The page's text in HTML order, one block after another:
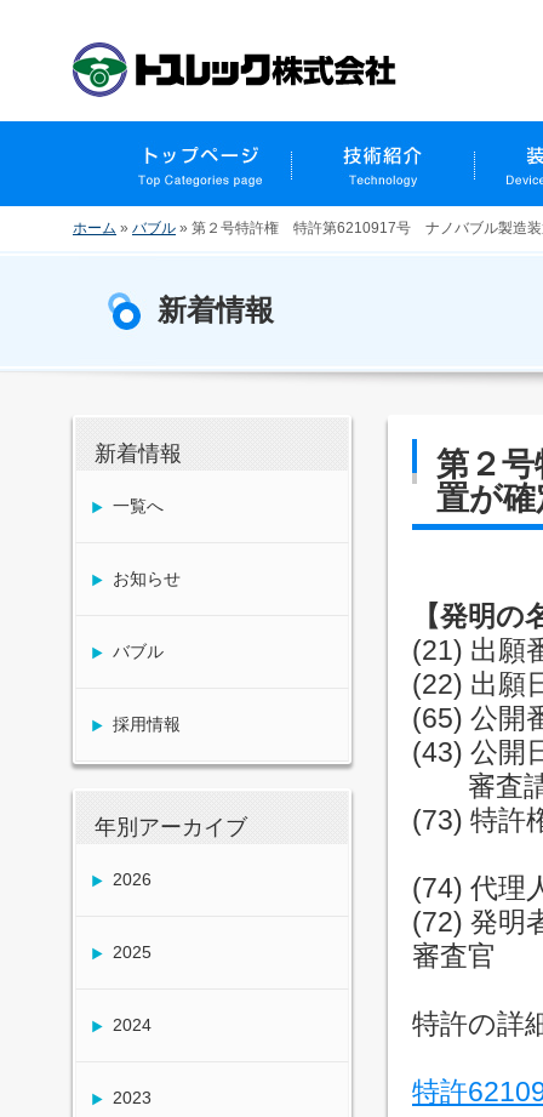
ホーム » バブル » 第２号特許権 特許第6210917号 ナノバブル製造装
新着情報
新着情報
一覧へ
お知らせ
バブル
採用情報
年別アーカイブ
2026
2025
2024
2023
第２
置が
【発明の
(21) 出
(22)
(65) 公
(43)
審査
(73) 特
(74)
(72) 発
審査
特許の詳
特許